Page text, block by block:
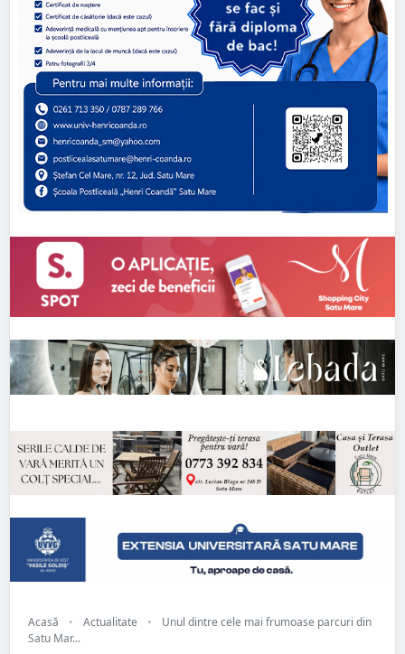
Acasă • Actualitate •
Unul dintre cele mai frumoase parcuri din
Satu Mar...